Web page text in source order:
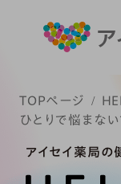
TOPページ
ひとりで悩まな
アイセイ薬局の